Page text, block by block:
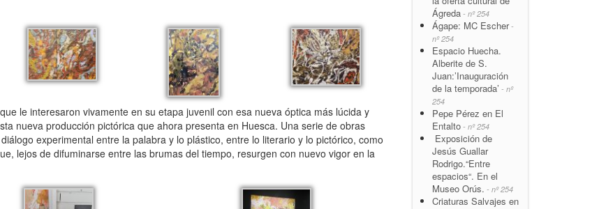
le interesaron vivamente en su etapa juvenil con esa nueva óptica más lúcida y
nueva producción pictórica que ahora presenta en Huesca. Una serie de obras
experimental entre la palabra y lo plástico, entre lo literario y lo pictórico, como
lejos de difuminarse entre las brumas del tiempo, resurgen con nuevo vigor en la
Ágreda - nº 254
Ágape: MC Escher-
nº 254
Espacio Huecha.
Alberite de S.
Juan:’Inauguración
de la temporada’ - nº
254
Pepe Pérez en El
Entalto - nº 254
Exposición de
Jesús Guallar
Rodrigo.“Entre
espacios“. En el
Museo Orús. - nº 254
Criaturas Salvajes en